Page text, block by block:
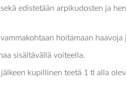
edistetään arpikudosten ja
hoitamaan haavoja
sisältävällä voiteella.
kupillinen teetä 1 tl alla